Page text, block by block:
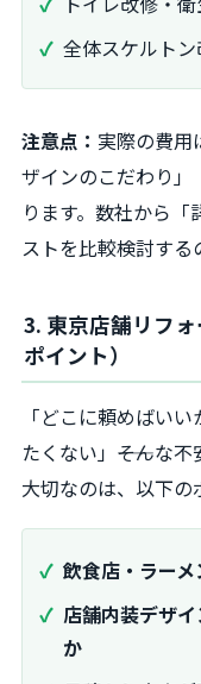
全体スケルト
注意点： 実際の費用
ザインのこだわり
ります。数社から
ストを比較検討する
3. 東京店舗リフ
ポイント）
「どこに頼めばい
たくない」――そんな
大切なのは、以下の
飲食店・ラー
店舗内装デザ
か